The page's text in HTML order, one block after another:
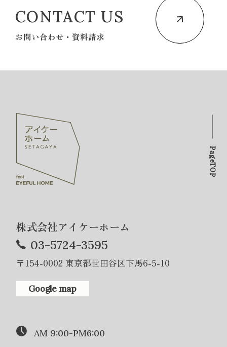
CONTACT US
お問い合わせ・資料請求
株式会社アイケーホーム
03-5724-3595
〒154-0002 東京都世田谷区下馬6-5-10
Google map
AM 9:00-PM6:00
PageTOP